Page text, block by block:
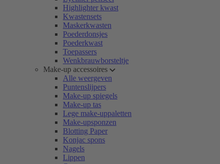
Highlighter kwast
Kwastensets
Maskerkwasten
Poederdonsjes
Poederkwast
Toepassers
Wenkbrauwborsteltje
Make-up accessoires
Alle weergeven
Puntenslijpers
Make-up spiegels
Make-up tas
Lege make-uppaletten
Make-upsponzen
Blotting Paper
Konjac spons
Nagels
Lippen